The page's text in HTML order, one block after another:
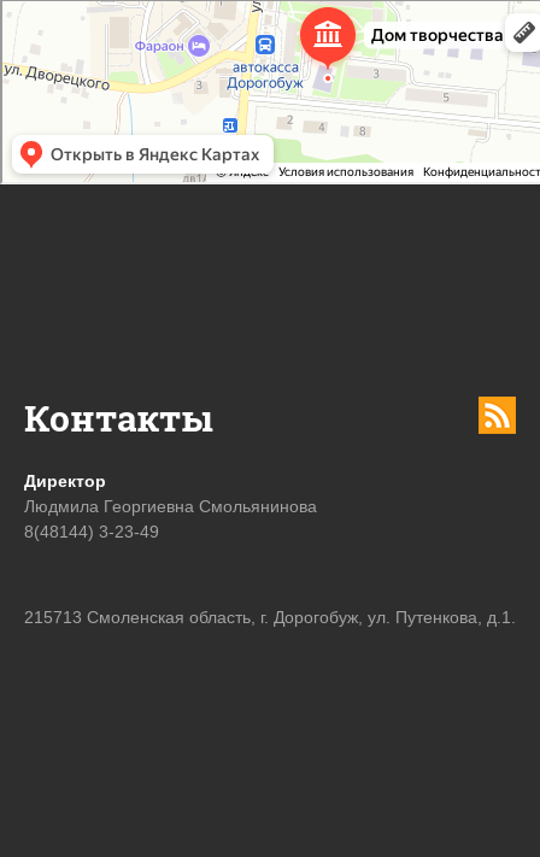
Контакты
Директор
Людмила Георгиевна Смольянинова
8(48144) 3-23-49
215713 Смоленская область, г. Дорогобуж, ул. Путенкова, д.1.
Дорогобужский дом детского творчества
Дом культуры в Дорогобуже
Дополнительное образование в Дорогобуже